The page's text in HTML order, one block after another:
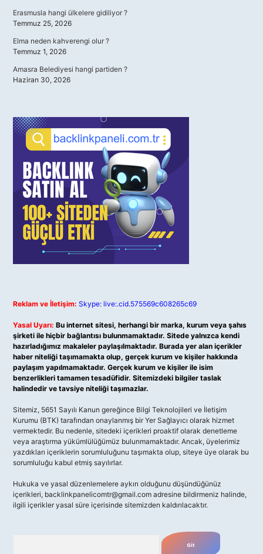
Erasmusla hangi ülkelere gidiliyor ?
Temmuz 25, 2026
Elma neden kahverengi olur ?
Temmuz 1, 2026
Amasra Belediyesi hangi partiden ?
Haziran 30, 2026
Reklam ve İletişim: Skype: live:.cid.575569c608265c69
Yasal Uyarı: Bu internet sitesi, herhangi bir marka, kurum veya şahıs
şirketi ile hiçbir bağlantısı bulunmamaktadır. Sitede yalnızca kendi
hazırladığımız makaleler paylaşılmaktadır. Burada yer alan içerikler
haber niteliği taşımamakta olup, gerçek kurum ve kişiler hakkında
paylaşım yapılmamaktadır. Gerçek kurum ve kişiler ile isim
benzerlikleri tamamen tesadüfidir. Sitemizdeki bilgiler taslak
halindedir ve tavsiye niteliği taşımazlar.
Sitemiz, 5651 Sayılı Kanun gereğince Bilgi Teknolojileri ve İletişim
Kurumu (BTK) tarafından onaylanmış bir Yer Sağlayıcı olarak hizmet
vermektedir. Bu nedenle, sitedeki içerikleri proaktif olarak denetleme
veya araştırma yükümlülüğümüz bulunmamaktadır. Ancak, üyelerimiz
yazdıkları içeriklerin sorumluluğunu taşımakta olup, siteye üye olarak bu
sorumluluğu kabul etmiş sayılırlar.
Hukuka ve yasal düzenlemelere aykırı olduğunu düşündüğünüz
içerikleri, backlinkpanelicomtr@gmail.com adresine bildirmeniz halinde,
ilgili içerikler yasal süre içerisinde sitemizden kaldırılacaktır.